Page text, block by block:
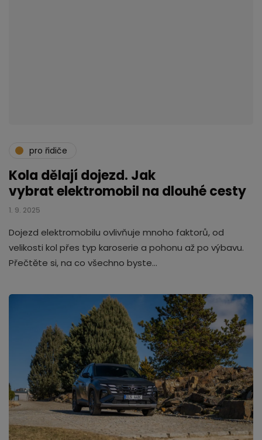
pro řidiče
Kola dělají dojezd. Jak
vybrat elektromobil na dlouhé cesty
1. 9. 2025
Dojezd elektromobilu ovlivňuje mnoho faktorů, od
velikosti kol přes typ karoserie a pohonu až po výbavu.
Přečtěte si, na co všechno byste…